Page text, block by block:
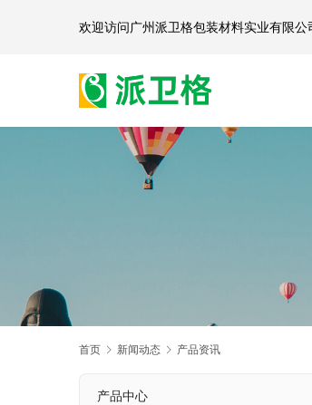
首页 新闻动态 产品资讯
产品中心
欢迎访问广州派卫格包装材料实业有限公